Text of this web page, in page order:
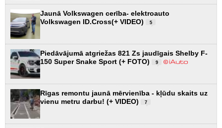
Jaunā Volkswagen cerība- elektroauto
Volkswagen ID.Cross(+ VIDEO)
5
Piedāvājumā atgriežas 821 Zs jaudīgais Shelby F-
150 Super Snake Sport (+ FOTO)
9
Rīgas remontu jaunā mērvienība - kļūdu skaits uz
vienu metru darbu! (+ VIDEO)
7